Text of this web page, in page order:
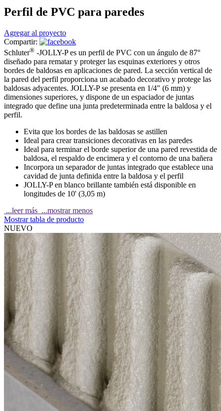
Perfil de PVC para paredes
Agregar al proyecto
Compartir:
Schluter® -JOLLY-P es un perfil de PVC con un ángulo de 87°
diseñado para rematar y proteger las esquinas exteriores y otros
bordes de baldosas en aplicaciones de pared. La sección vertical de
la pared del perfil proporciona un acabado decorativo y protege las
baldosas adyacentes. JOLLY-P se presenta en 1/4" (6 mm) y
dimensiones superiores, y dispone de un espaciador de juntas
integrado que define una junta predeterminada entre la baldosa y el
perfil.
Evita que los bordes de las baldosas se astillen
Ideal para crear transiciones decorativas en las paredes
Ideal para terminar el borde superior de una pared revestida de
baldosa, el respaldo de encimera y el contorno de una bañera
Incorpora un separador de juntas integrado que establece una
cavidad de junta definida entre la baldosa y el perfil
JOLLY-P en blanco brillante también está disponible en
longitudes de 10' (3,05 m)
...leer más ...mostrar menos
Mostrar tabla de producto
NUEVO